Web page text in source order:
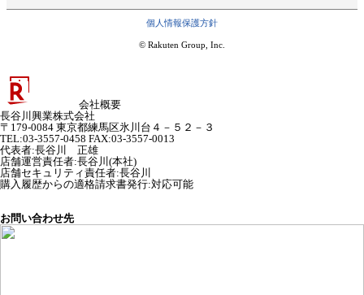
個人情報保護方針
© Rakuten Group, Inc.
会社概要
長谷川興業株式会社
〒179-0084 東京都練馬区氷川台４－５２－３
TEL:03-3557-0458 FAX:03-3557-0013
代表者:長谷川 正雄
店舗運営責任者:長谷川(本社)
店舗セキュリティ責任者:長谷川
購入履歴からの適格請求書発行:対応可能
お問い合わせ先